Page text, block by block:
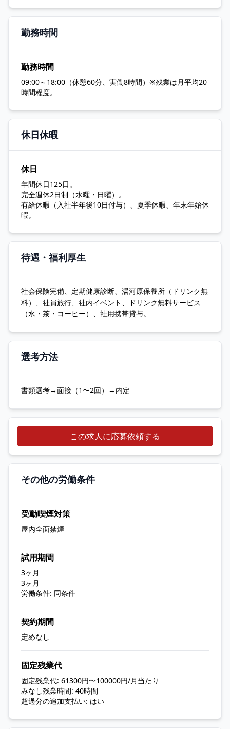
勤務時間
勤務時間
09:00～18:00（休憩60分、実働8時間）※残業は月平均20
時間程度。
休日休暇
休日
年間休日125日。
完全週休2日制（水曜・日曜）。
有給休暇（入社半年後10日付与）、夏季休暇、年末年始休
暇。
待遇・福利厚生
社会保険完備、定期健康診断、湯河原保養所（ドリンク無
料）、社員旅行、社内イベント、ドリンク無料サービス
（水・茶・コーヒー）、社用携帯貸与。
選考方法
書類選考→面接（1〜2回）→内定
この求人に応募依頼する
その他の労働条件
受動喫煙対策
屋内全面禁煙
試用期間
3ヶ月
3ヶ月
労働条件: 同条件
契約期間
定めなし
固定残業代
固定残業代: 61300円〜100000円/月当たり
みなし残業時間: 40時間
超過分の追加支払い: はい